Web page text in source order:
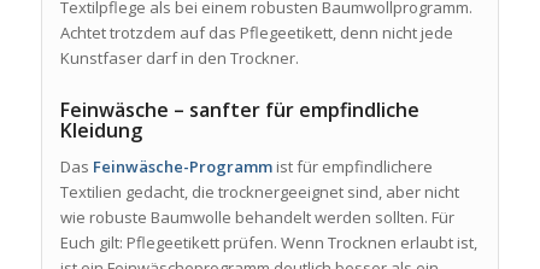
Textilpflege als bei einem robusten Baumwollprogramm.
Achtet trotzdem auf das Pflegeetikett, denn nicht jede
Kunstfaser darf in den Trockner.
Feinwäsche – sanfter für empfindliche
Kleidung
Das Feinwäsche-Programmist für empfindlichere
Textilien gedacht, die trocknergeeignet sind, aber nicht
wie robuste Baumwolle behandelt werden sollten. Für
Euch gilt: Pflegeetikett prüfen. Wenn Trocknen erlaubt ist,